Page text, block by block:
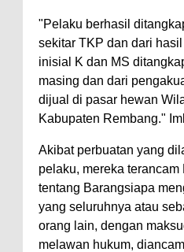
"Pelaku berhasil
sekitar TKP dan dari
inisial K dan MS
masing dan dari
dijual di pasar hewan
Kabupaten Rembang."
Akibat perbuatan yang
pelaku, mereka
tentang Barangsiapa
yang seluruhnya atau
orang lain, dengan
melawan hukum,